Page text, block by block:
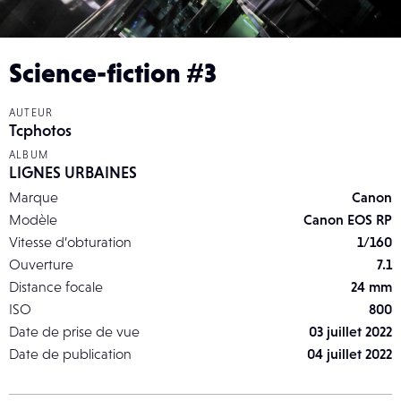
Science-fiction #3
AUTEUR
Tcphotos
ALBUM
LIGNES URBAINES
Marque
Canon
Modèle
Canon EOS RP
Vitesse d’obturation
1/160
Ouverture
7.1
Distance focale
24 mm
ISO
800
Date de prise de vue
03 juillet 2022
Date de publication
04 juillet 2022